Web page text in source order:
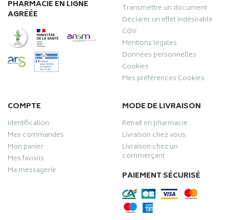
PHARMACIE EN LIGNE
AGRÉÉE
Transmettre un document
Déclarer un effet indésirable
CGV
Mentions légales
Données personnelles
Cookies
Mes préférences Cookies
COMPTE
Identification
Mes commandes
Mon panier
Mes favoris
Ma messagerie
MODE DE LIVRAISON
Retrait en pharmacie
Livraison chez vous
Livraison chez un
commerçant
PAIEMENT SÉCURISÉ